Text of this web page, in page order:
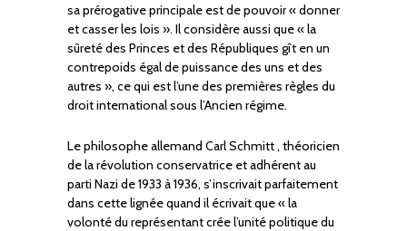
sa prérogative principale est de pouvoir « donner
et casser les lois ». Il considère aussi que « la
sûreté des Princes et des Républiques gît en un
contrepoids égal de puissance des uns et des
autres », ce qui est l’une des premières règles du
droit international sous l’Ancien régime.
Le philosophe allemand Carl Schmitt , théoricien
de la révolution conservatrice et adhérent au
parti Nazi de 1933 à 1936, s’inscrivait parfaitement
dans cette lignée quand il écrivait que « la
volonté du représentant crée l’unité politique du